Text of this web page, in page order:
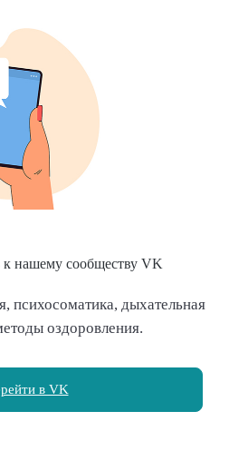
к нашему сообществу VK
психосоматика, дыхательная
оздоровления.
в VK